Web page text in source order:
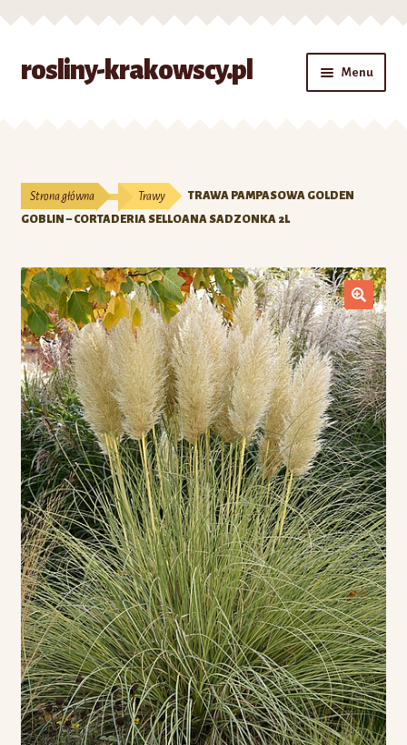
Przejdź
Przejdź
rosliny-krakowscy.pl Menu
Kontakt
Moje konto
O nas
Zamówienie
Strona główna Trawy
TRAWA PAMPASOWA GOLDEN
GOBLIN – CORTADERIA SELLOANA SADZONKA 2L